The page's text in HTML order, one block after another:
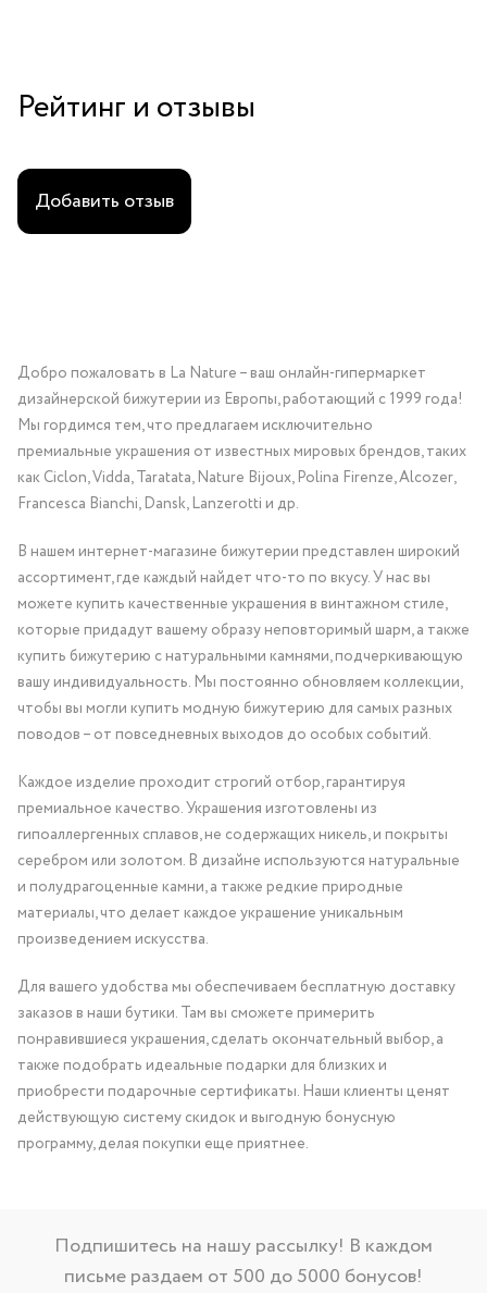
Рейтинг и отзывы
Добавить отзыв
Добро пожаловать в La Nature – ваш онлайн-гипермаркет
дизайнерской бижутерии из Европы, работающий с 1999 года!
Мы гордимся тем, что предлагаем исключительно
премиальные украшения от известных мировых брендов, таких
как Ciclon, Vidda, Taratata, Nature Bijoux, Polina Firenze, Alcozer,
Francesca Bianchi, Dansk, Lanzerotti и др.
В нашем интернет-магазине бижутерии представлен широкий
ассортимент, где каждый найдет что-то по вкусу. У нас вы
можете купить качественные украшения в винтажном стиле,
которые придадут вашему образу неповторимый шарм, а также
купить бижутерию с натуральными камнями, подчеркивающую
вашу индивидуальность. Мы постоянно обновляем коллекции,
чтобы вы могли купить модную бижутерию для самых разных
поводов – от повседневных выходов до особых событий.
Каждое изделие проходит строгий отбор, гарантируя
премиальное качество. Украшения изготовлены из
гипоаллергенных сплавов, не содержащих никель, и покрыты
серебром или золотом. В дизайне используются натуральные
и полудрагоценные камни, а также редкие природные
материалы, что делает каждое украшение уникальным
произведением искусства.
Для вашего удобства мы обеспечиваем бесплатную доставку
заказов в наши бутики. Там вы сможете примерить
понравившиеся украшения, сделать окончательный выбор, а
также подобрать идеальные подарки для близких и
приобрести подарочные сертификаты. Наши клиенты ценят
действующую систему скидок и выгодную бонусную
программу, делая покупки еще приятнее.
Подпишитесь на нашу рассылку! В каждом
письме раздаем от 500 до 5000 бонусов!